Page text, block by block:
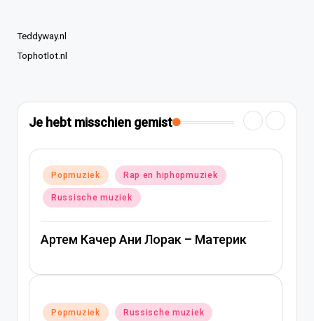
Teddyway.nl
Tophotlot.nl
Je hebt misschien gemist
Geplaatst
in
Popmuziek Rap en hiphopmuziek
Russische muziek
Артем Качер Ани Лорак – Материк
Geplaatst
Popmuziek Russische muziek